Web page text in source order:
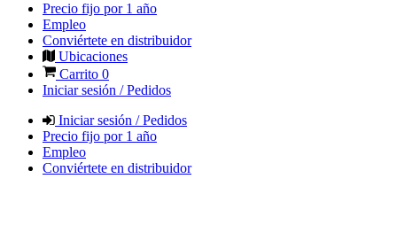
Precio fijo por 1 año
Empleo
Conviértete en distribuidor
Ubicaciones
Carrito 0
Iniciar sesión / Pedidos
Iniciar sesión / Pedidos
Precio fijo por 1 año
Empleo
Conviértete en distribuidor